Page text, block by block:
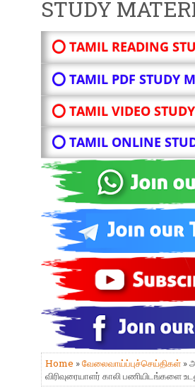
STUDY
⭕ TAMIL READING
⭕ TAMIL PDF STUDY
⭕ TAMIL VIDEO
⭕ TAMIL ONLINE
Home »வேலைவாய்ப்புச்செய்திகள் »
விரிவுரையாளர் காலி பணியிடங்களை